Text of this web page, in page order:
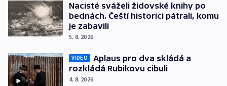
Nacisté sváželi židovské knihy po
bednách. Čeští historici pátrali, komu
je zabavili
5. 8. 2026
VIDEO
Aplaus pro dva skládá a
rozkládá Rubikovu cibuli
4. 8. 2026